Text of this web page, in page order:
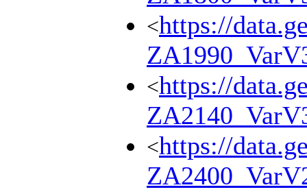
<https://
<https://
<https://